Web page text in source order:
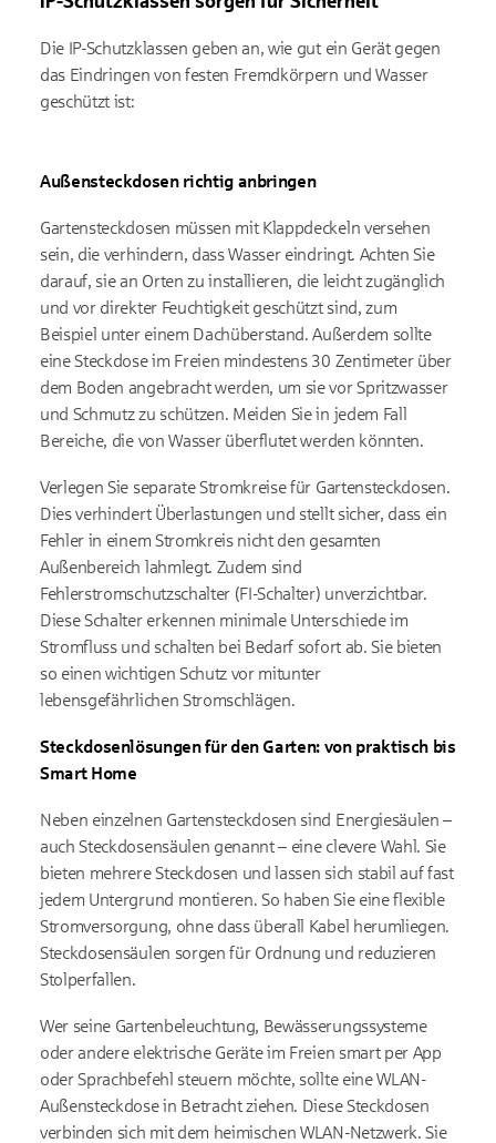
Die IP-Schutzklassen geben an, wie gut ein Gerät gegen
das Eindringen von festen Fremdkörpern und Wasser
geschützt ist:
Außensteckdosen richtig anbringen
Gartensteckdosen müssen mit Klappdeckeln versehen
sein, die verhindern, dass Wasser eindringt. Achten Sie
darauf, sie an Orten zu installieren, die leicht zugänglich
und vor direkter Feuchtigkeit geschützt sind, zum
Beispiel unter einem Dachüberstand. Außerdem sollte
eine Steckdose im Freien mindestens 30 Zentimeter über
dem Boden angebracht werden, um sie vor Spritzwasser
und Schmutz zu schützen. Meiden Sie in jedem Fall
Bereiche, die von Wasser überflutet werden könnten.
Verlegen Sie separate Stromkreise für Gartensteckdosen.
Dies verhindert Überlastungen und stellt sicher, dass ein
Fehler in einem Stromkreis nicht den gesamten
Außenbereich lahmlegt. Zudem sind
Fehlerstromschutzschalter (FI-Schalter) unverzichtbar.
Diese Schalter erkennen minimale Unterschiede im
Stromfluss und schalten bei Bedarf sofort ab. Sie bieten
so einen wichtigen Schutz vor mitunter
lebensgefährlichen Stromschlägen.
Steckdosenlösungen für den Garten: von praktisch bis
Smart Home
Neben einzelnen Gartensteckdosen sind Energiesäulen –
auch Steckdosensäulen genannt – eine clevere Wahl. Sie
bieten mehrere Steckdosen und lassen sich stabil auf fast
jedem Untergrund montieren. So haben Sie eine flexible
Stromversorgung, ohne dass überall Kabel herumliegen.
Steckdosensäulen sorgen für Ordnung und reduzieren
Stolperfallen.
Wer seine Gartenbeleuchtung, Bewässerungssysteme
oder andere elektrische Geräte im Freien smart per App
oder Sprachbefehl steuern möchte, sollte eine WLAN-
Außensteckdose in Betracht ziehen. Diese Steckdosen
verbinden sich mit dem heimischen WLAN-Netzwerk. Sie